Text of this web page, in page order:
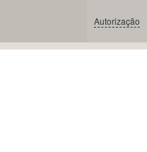
Autorização